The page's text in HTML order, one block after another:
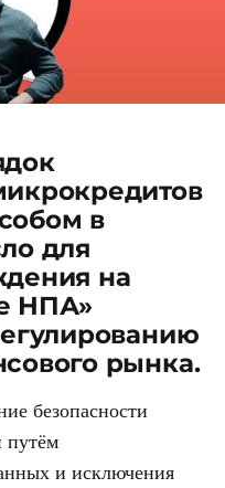
в
для
на
НПА»
рынка.
безопасности
путём
и исключения